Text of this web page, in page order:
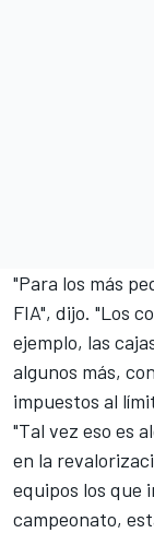
"Para los más
FIA", dijo. "Los
ejemplo, las
algunos más,
impuestos al
"Tal vez eso es
en la
equipos los que
campeonato,